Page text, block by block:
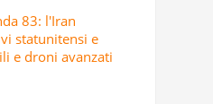
83: l'Iran
statunitensi e
e droni avanzati